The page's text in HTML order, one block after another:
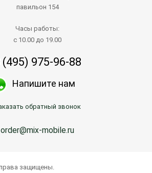
павильон 154
Часы работы:
с 10.00 до 19.00
(495) 975-96-88
Напишите нам
обратный звонок
order@mix-mobile.ru
защищены.